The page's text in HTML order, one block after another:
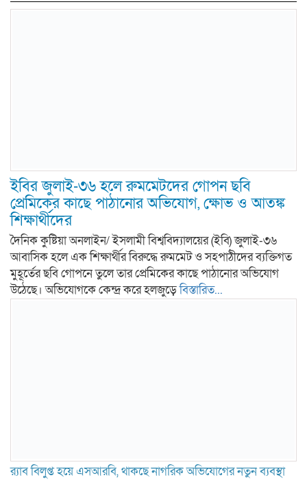
ইবির জুলাই-৩৬ হলে রুমমেটদের গোপন ছবি
প্রেমিকের কাছে পাঠানোর অভিযোগ, ক্ষোভ ও আতঙ্ক
শিক্ষার্থীদের
দৈনিক কুষ্টিয়া অনলাইন/ ইসলামী বিশ্ববিদ্যালয়ের (ইবি) জুলাই-৩৬
আবাসিক হলে এক শিক্ষার্থীর বিরুদ্ধে রুমমেট ও সহপাঠীদের ব্যক্তিগত
মুহূর্তের ছবি গোপনে তুলে তার প্রেমিকের কাছে পাঠানোর অভিযোগ
উঠেছে। অভিযোগকে কেন্দ্র করে হলজুড়েবিস্তারিত...
র‍্যাব বিলুপ্ত হয়ে এসআরবি, থাকছে নাগরিক অভিযোগের নতুন ব্যবস্থা